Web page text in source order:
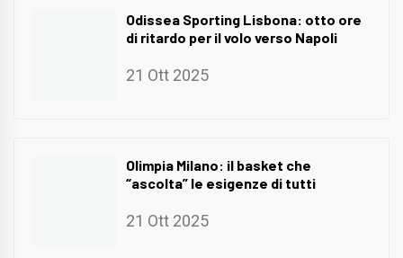
Odissea Sporting Lisbona: otto ore
di ritardo per il volo verso Napoli
21 Ott 2025
Olimpia Milano: il basket che
“ascolta” le esigenze di tutti
21 Ott 2025